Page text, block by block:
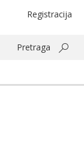
Registracija
Pretraga